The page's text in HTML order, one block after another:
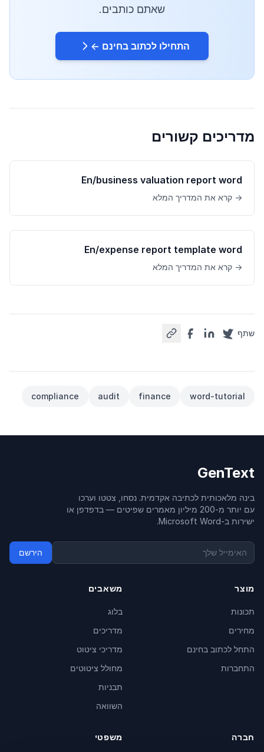
שאתם כותבים.
התחילו לכתוב בחינם ←
מדריכים קשורים
En/business valuation report word
→ קרא את המדריך המלא
En/expense report template word
→ קרא את המדריך המלא
שתף
word-tutorial
finance
audit
compliance
GenText
בינה מלאכותית לכתיבה אקדמית. נסחו, צטטו וערכו
עם יותר מ-200 מיליון מאמרים שפיטים — בדפדפן או
ישירות ב-Microsoft Word.
הירשם
מוצר
תכונות
מחירים
התחל לכתוב בחינם
התחברות
משאבים
בלוג
מדריכים
מדריכי ציטוט
מחולל ציטוטים
תבניות
השוואה
חברה משפטי